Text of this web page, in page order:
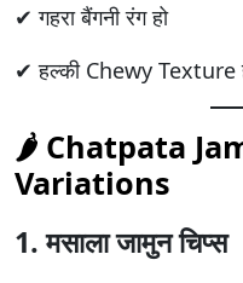
✔ गहरा बैंगनी रंग हो
✔ हल्की Chewy Texture
🌶 Chatpata
Variations
1. मसाला जामुन चिप्स